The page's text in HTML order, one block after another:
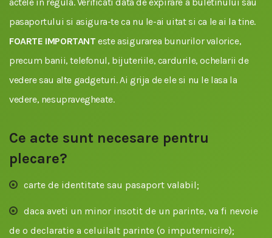
pasaportului si asigura-te ca nu le-ai uitat si ca le ai la tine.
FOARTE IMPORTANT este asigurarea bunurilor valorice,
precum banii, telefonul, bijuteriile, cardurile, ochelarii de
vedere sau alte gadgeturi. Ai grija de ele si nu le lasa la
vedere, nesupravegheate.
Ce acte sunt necesare pentru
plecare?
carte de identitate sau pasaport valabil;
daca aveti un minor insotit de un parinte, va fi nevoie
de o declaratie a celuilalt parinte (o imputernicire);